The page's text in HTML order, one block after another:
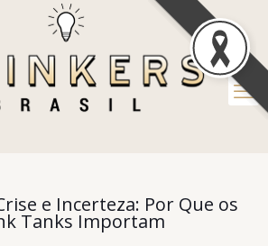
e Incerteza: Por Que os
Tanks Importam